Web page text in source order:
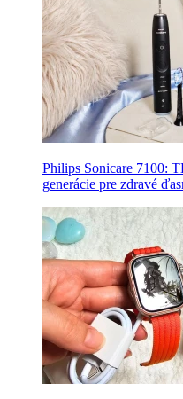
Philips Sonicare 7100:
generácie pre zdravé